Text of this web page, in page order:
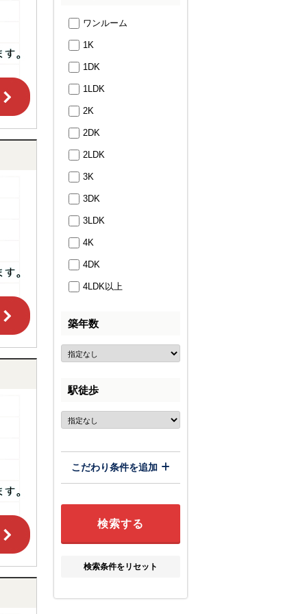
ワンルーム
1K
1DK
1LDK
2K
2DK
2LDK
3K
3DK
3LDK
4K
4DK
4LDK以上
築年数
駅徒歩
こだわり条件を追加
検索条件をリセット